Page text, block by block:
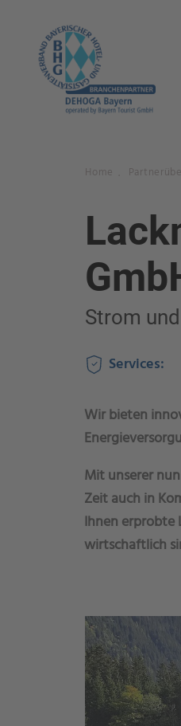
Home
Strom
Services:
Wir bieten
Mit unserer
Zeit auch in
Ihnen erprobte
wirtschaftlich